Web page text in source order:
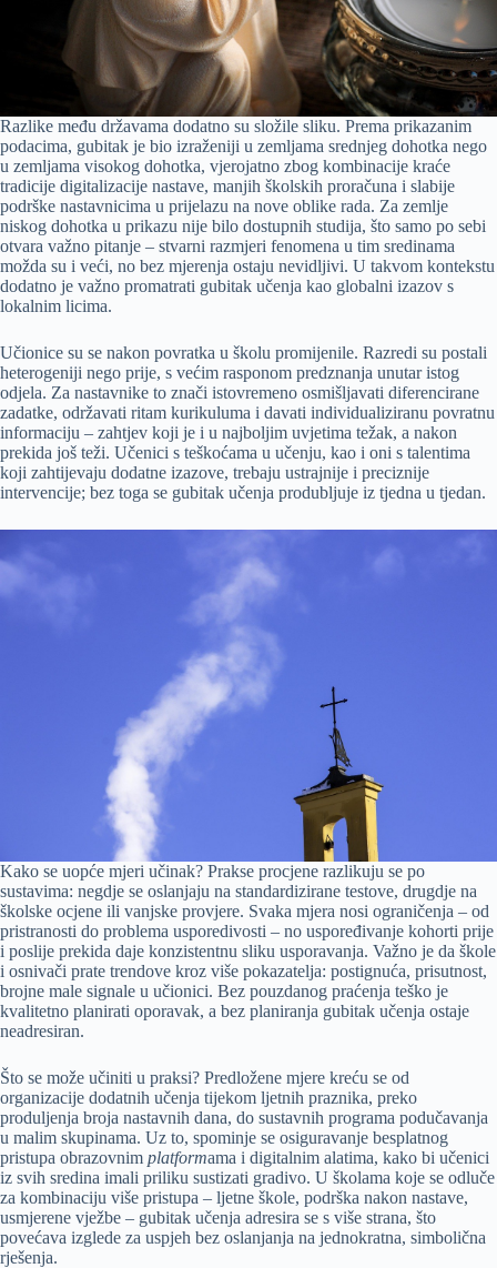
Razlike među državama dodatno su složile sliku. Prema prikazanim
podacima, gubitak je bio izraženiji u zemljama srednjeg dohotka nego
u zemljama visokog dohotka, vjerojatno zbog kombinacije kraće
tradicije digitalizacije nastave, manjih školskih proračuna i slabije
podrške nastavnicima u prijelazu na nove oblike rada. Za zemlje
niskog dohotka u prikazu nije bilo dostupnih studija, što samo po sebi
otvara važno pitanje – stvarni razmjeri fenomena u tim sredinama
možda su i veći, no bez mjerenja ostaju nevidljivi. U takvom kontekstu
dodatno je važno promatrati gubitak učenja kao globalni izazov s
lokalnim licima.
Učionice su se nakon povratka u školu promijenile. Razredi su postali
heterogeniji nego prije, s većim rasponom predznanja unutar istog
odjela. Za nastavnike to znači istovremeno osmišljavati diferencirane
zadatke, održavati ritam kurikuluma i davati individualiziranu povratnu
informaciju – zahtjev koji je i u najboljim uvjetima težak, a nakon
prekida još teži. Učenici s teškoćama u učenju, kao i oni s talentima
koji zahtijevaju dodatne izazove, trebaju ustrajnije i preciznije
intervencije; bez toga se gubitak učenja produbljuje iz tjedna u tjedan.
Kako se uopće mjeri učinak? Prakse procjene razlikuju se po
sustavima: negdje se oslanjaju na standardizirane testove, drugdje na
školske ocjene ili vanjske provjere. Svaka mjera nosi ograničenja – od
pristranosti do problema usporedivosti – no uspoređivanje kohorti prije
i poslije prekida daje konzistentnu sliku usporavanja. Važno je da škole
i osnivači prate trendove kroz više pokazatelja: postignuća, prisutnost,
brojne male signale u učionici. Bez pouzdanog praćenja teško je
kvalitetno planirati oporavak, a bez planiranja gubitak učenja ostaje
neadresiran.
Što se može učiniti u praksi? Predložene mjere kreću se od
organizacije dodatnih učenja tijekom ljetnih praznika, preko
produljenja broja nastavnih dana, do sustavnih programa podučavanja
u malim skupinama. Uz to, spominje se osiguravanje besplatnog
pristupa obrazovnim platformama i digitalnim alatima, kako bi učenici
iz svih sredina imali priliku sustizati gradivo. U školama koje se odluče
za kombinaciju više pristupa – ljetne škole, podrška nakon nastave,
usmjerene vježbe – gubitak učenja adresira se s više strana, što
povećava izglede za uspjeh bez oslanjanja na jednokratna, simbolična
rješenja.